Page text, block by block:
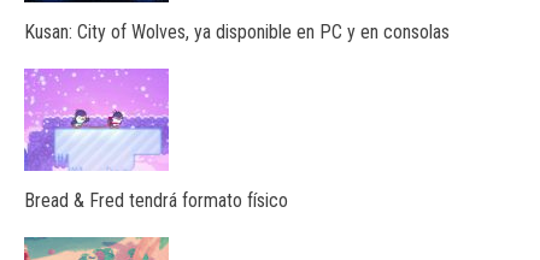
Kusan: City of Wolves, ya disponible en PC y en consolas
Bread & Fred tendrá formato físico